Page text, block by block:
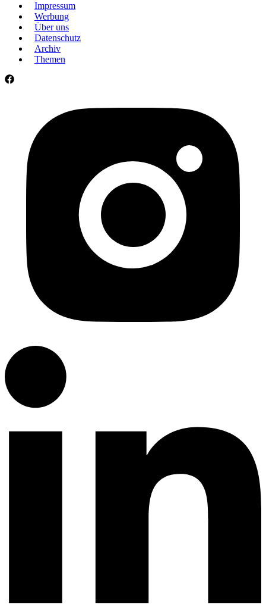
Impressum
Werbung
Über uns
Datenschutz
Archiv
Themen